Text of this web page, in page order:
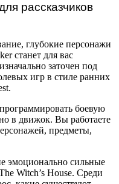
рассказчиков
глубокие персонажи
станет для вас
заточен под
игр в стиле ранних
боевую
в движок. Вы работаете
предметы,
эмоционально сильные
Witch’s House. Среди